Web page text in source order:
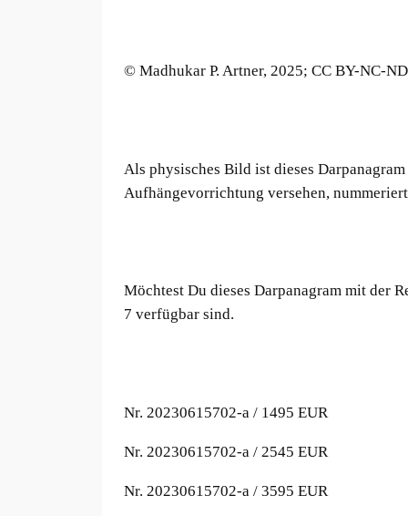
© Madhukar P. Artner, 2025; CC BY-NC-
Als physisches Bild ist dieses
Aufhängevorrichtung versehen,
Möchtest Du dieses Darpanagram mit der
7 verfügbar sind.
Nr. 20230615702-a / 1495 EUR
Nr. 20230615702-a / 2545 EUR
Nr. 20230615702-a / 3595 EUR